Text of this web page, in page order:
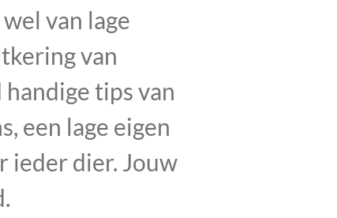
van lage
van
tips van
een lage eigen
ieder dier. Jouw